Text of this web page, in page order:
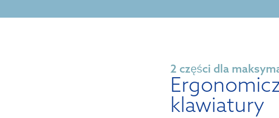
2 części dla
klawiatury